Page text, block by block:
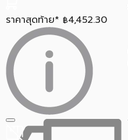
ราคาสุดท้าย* ฿4,452.30